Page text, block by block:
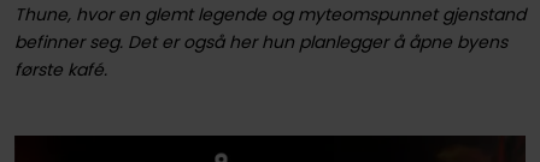
Thune, hvor en glemt legende og myteomspunnet gjenstand
befinner seg. Det er også her hun planlegger å åpne byens
første kafé.